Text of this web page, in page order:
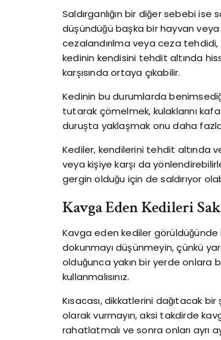
Saldırganlığın bir diğer sebebi ise
düşündüğü başka bir hayvan veya
cezalandırılma veya ceza tehdidi,
kedinin kendisini tehdit altında
karşısında ortaya çıkabilir.
Kedinin bu durumlarda
tutarak çömelmek, kulaklarını
duruşta yaklaşmak onu daha
Kediler, kendilerini tehdit altında
veya kişiye karşı da
gergin olduğu için de saldırıyor
Kavga Eden Kedileri
Kavga eden kediler
dokunmayı düşünmeyin, çünkü
olduğunca yakın bir yerde onlara
kullanmalısınız.
Kısacası, dikkatlerini dağıtacak
olarak vurmayın, aksi takdirde
rahatlatmalı ve sonra onları ayrı